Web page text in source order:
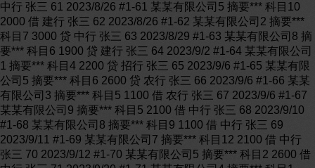
中行 张三 61 2023/8/26 #1-61 某某有限公司5 摘要*** 科目10
2000 借 建行 张三 62 2023/8/26 #1-62 某某有限公司2 摘要***
科目7 3000 贷 中行 张三 63 2023/8/29 #1-63 某某有限公司8 摘
要*** 科目6 1900 贷 建行 张三 64 2023/9/2 #1-64 某某有限公司
1 摘要*** 科目4 2200 贷 招行 张三 65 2023/9/6 #1-65 某某有限
公司5 摘要*** 科目6 2600 贷 农行 张三 66 2023/9/6 #1-66 某某
有限公司3 摘要*** 科目5 1100 借 农行 张三 67 2023/9/6 #1-67
某某有限公司9 摘要*** 科目5 2100 借 中行 张三 68 2023/9/10
#1-68 某某有限公司8 摘要*** 科目9 1100 借 中行 张三 69
2023/9/11 #1-69 某某有限公司7 摘要*** 科目12 2100 借 中行
张三 70 2023/9/12 #1-70 某某有限公司5 摘要*** 科目2 2600 借